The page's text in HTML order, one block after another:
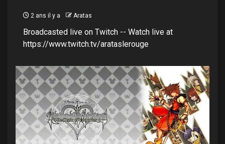
2 ans il y a Aratas
Broadcasted live on Twitch -- Watch live at
https://www.twitch.tv/arataslerouge